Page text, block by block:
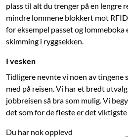
plass til alt du trenger på en lengre
mindre lommene blokkert mot
for eksempel passet og
skimming i ryggsekken.
I vesken
Tidligere nevnte vi noen av tingene
med på reisen. Vi har et bredt
jobbreisen så bra som mulig. Vi
det som for de fleste er det viktigste
Du har nok opplevd